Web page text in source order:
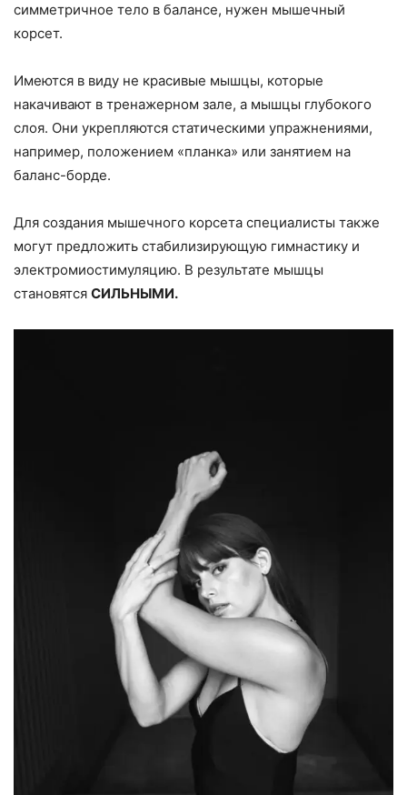
симметричное тело в балансе, нужен мышечный
корсет.
Имеются в виду не красивые мышцы, которые
накачивают в тренажерном зале, а мышцы глубокого
слоя. Они укрепляются статическими упражнениями,
например, положением «планка» или занятием на
баланс-борде.
Для создания мышечного корсета специалисты также
могут предложить стабилизирующую гимнастику и
электромиостимуляцию. В результате мышцы
становятся СИЛЬНЫМИ.